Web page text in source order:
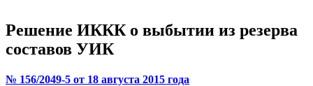
Решение ИККК о выбытии из резерва
составов УИК
№ 156/2049-5 от 18 августа 2015 года